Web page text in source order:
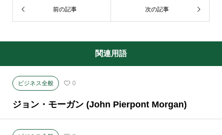
前の記事 次の記事
関連用語
ビジネス全般 0
ジョン・モーガン (John Pierpont Morgan)